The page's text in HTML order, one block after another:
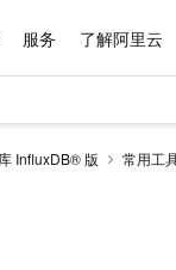
服务 了解阿里云
InfluxDB® 版 常用工
AI 特惠
价格计算器
自助选配和估算价格
数据与 API
成为产品伙伴
企业增值服务
最佳实践